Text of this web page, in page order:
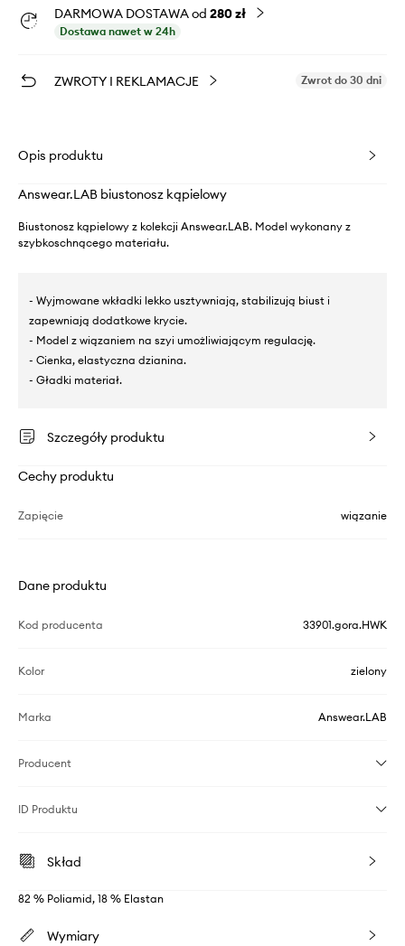
DARMOWA DOSTAWA od 280 zł
Dostawa nawet w 24h
ZWROTY I REKLAMACJE Zwrot do 30 dni
Opis produktu
Answear.LAB biustonosz kąpielowy
Biustonosz kąpielowy z kolekcji Answear.LAB. Model wykonany z
szybkoschnącego materiału.
- Wyjmowane wkładki lekko usztywniają, stabilizują biust i
zapewniają dodatkowe krycie.
- Model z wiązaniem na szyi umożliwiającym regulację.
- Cienka, elastyczna dzianina.
- Gładki materiał.
Szczegóły produktu
Cechy produktu
Zapięcie wiązanie
Dane produktu
Kod producenta 33901.gora.HWK
Kolor zielony
Marka Answear.LAB
Producent
ID Produktu
Skład
82 % Poliamid, 18 % Elastan
Wymiary